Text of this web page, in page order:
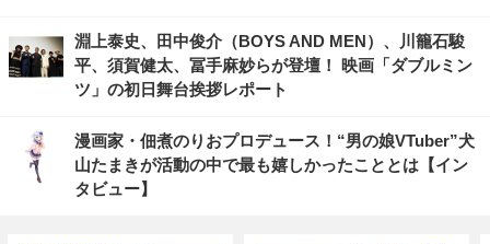
淵上泰史、田中俊介（BOYS AND MEN）、川籠石駿
平、須賀健太、冨手麻妙らが登壇！ 映画「ダブルミン
ツ」の初日舞台挨拶レポート
漫画家・佃煮のりおプロデュース！“男の娘VTuber”犬
山たまきが活動の中で最も嬉しかったこととは【イン
タビュー】